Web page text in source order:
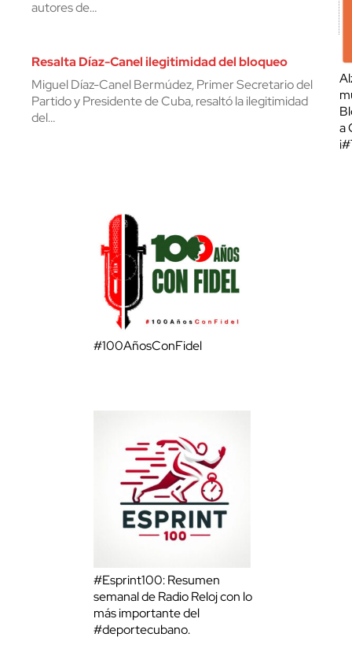
autores de…
Resalta Díaz-Canel ilegitimidad del bloqueo
Miguel Díaz-Canel Bermúdez, Primer Secretario del
Partido y Presidente de Cuba, resaltó la ilegitimidad
del…
a
#100AñosConFidel
#Esprint100: Resumen
semanal de Radio Reloj con lo
más importante del
#deportecubano.